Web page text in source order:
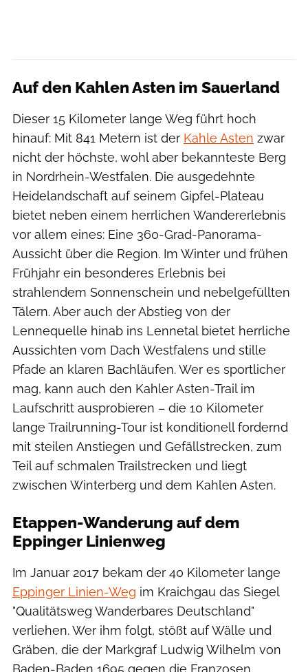
Auf den Kahlen Asten im Sauerland
Dieser 15 Kilometer lange Weg führt hoch
hinauf: Mit 841 Metern ist der Kahle Asten zwar
nicht der höchste, wohl aber bekannteste Berg
in Nordrhein-Westfalen. Die ausgedehnte
Heidelandschaft auf seinem Gipfel-Plateau
bietet neben einem herrlichen Wandererlebnis
vor allem eines: Eine 360-Grad-Panorama-
Aussicht über die Region. Im Winter und frühen
Frühjahr ein besonderes Erlebnis bei
strahlendem Sonnenschein und nebelgefüllten
Tälern. Aber auch der Abstieg von der
Lennequelle hinab ins Lennetal bietet herrliche
Aussichten vom Dach Westfalens und stille
Pfade an klaren Bachläufen. Wer es sportlicher
mag, kann auch den Kahler Asten-Trail im
Laufschritt ausprobieren – die 10 Kilometer
lange Trailrunning-Tour ist konditionell fordernd
mit steilen Anstiegen und Gefällstrecken, zum
Teil auf schmalen Trailstrecken und liegt
zwischen Winterberg und dem Kahlen Asten.
Etappen-Wanderung auf dem
Eppinger Linienweg
Im Januar 2017 bekam der 40 Kilometer lange
Eppinger Linien-Weg im Kraichgau das Siegel
"Qualitätsweg Wanderbares Deutschland"
verliehen. Wer ihm folgt, stößt auf Wälle und
Gräben, die der Markgraf Ludwig Wilhelm von
Baden-Baden 1695 gegen die Franzosen